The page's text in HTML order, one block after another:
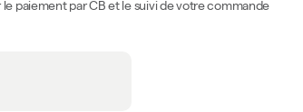
le paiement par CB et le suivi de votre commande